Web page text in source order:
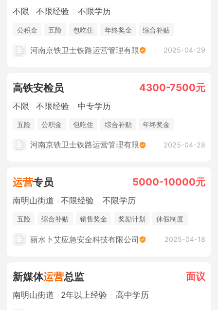
不限 不限经验 不限学历
公积金 五险 包吃住 年终奖金
综合补贴
河南京铁卫士铁路运营管理有限 2025-04-29
高铁安检员 4300-7500元
不限 不限经验 中专学历
五险 公积金 包吃住 综合补贴
年终奖金
河南京铁卫士铁路运营管理有限 2025-04-28
运营专员 5000-10000元
南明山街道 不限经验 不限学历
五险 综合补贴 销售奖金 奖励计划
休假制度
丽水卜艾应急安全科技有限公司 2025-04-18
新媒体运营总监 面议
南明山街道 2年以上经验 高中学历